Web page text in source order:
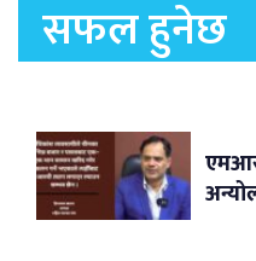
सफल हुनेछ